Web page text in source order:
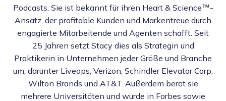
Podcasts. Sie ist bekannt für ihren Heart & Science™-
Ansatz, der profitable Kunden und Markentreue durch
engagierte Mitarbeitende und Agenten schafft. Seit
25 Jahren setzt Stacy dies als Strategin und
Praktikerin in Unternehmen jeder Größe und Branche
um, darunter Liveops, Verizon, Schindler Elevator Corp,
Wilton Brands und AT&T. Außerdem berät sie
mehrere Universitäten und wurde in Forbes sowie